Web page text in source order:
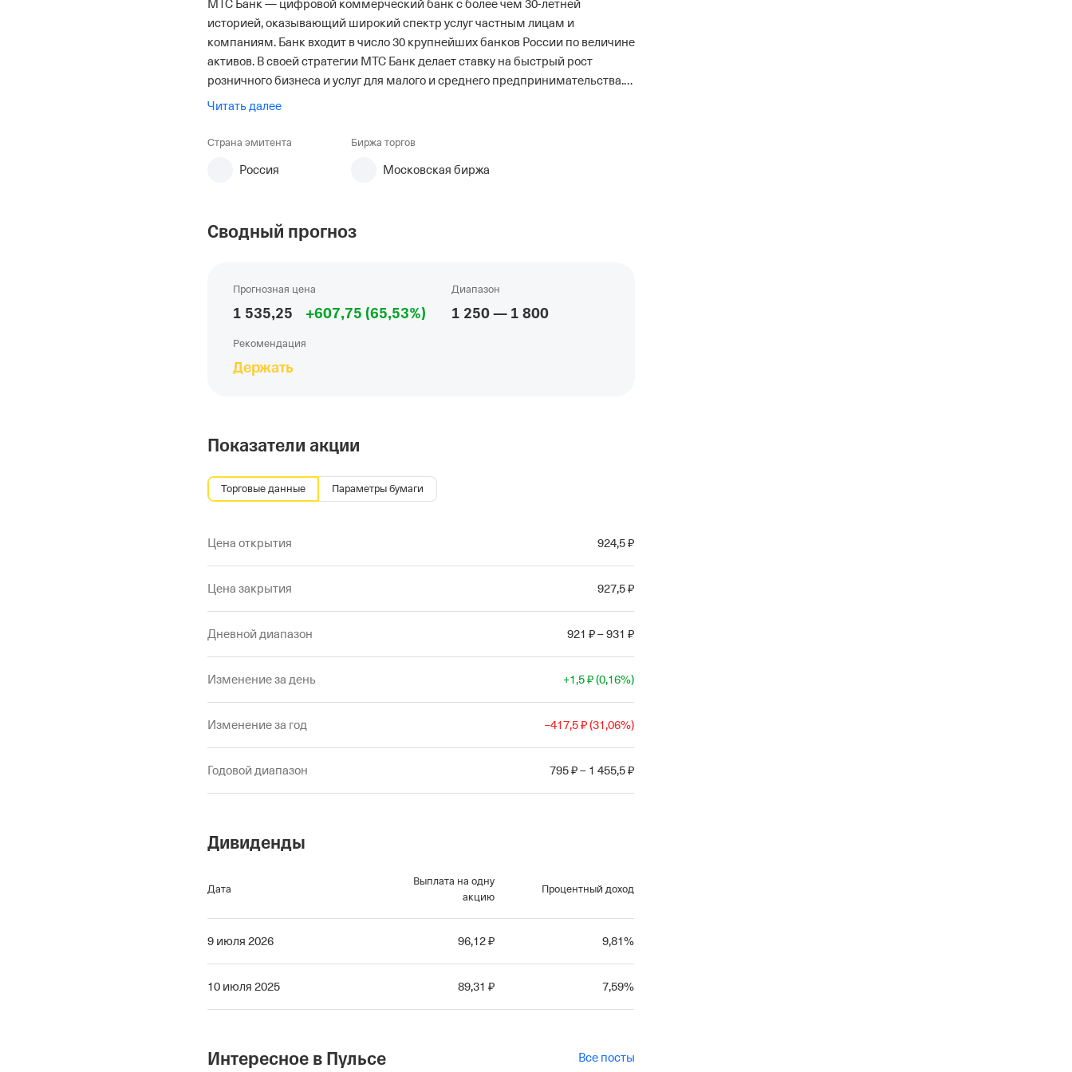
МТС Банк — цифровой коммерческий банк с более чем 30-летней
историей, оказывающий широкий спектр услуг частным лицам и
компаниям. Банк входит в число 30 крупнейших банков России по величине
активов. В своей стратегии МТС Банк делает ставку на быстрый рост
розничного бизнеса и услуг для малого и среднего предпринимательства. У
Читать далее
Страна эмитента
Россия
Биржа торгов
Московская биржа
Сводный прогноз
Прогнозная цена
1 535,25 +607,75 (65,53%)
Диапазон
1 250— 1 800
Рекомендация
Держать
Показатели акции
Торговые данные Параметры бумаги
Цена открытия 924,5₽
Цена закрытия 927,5₽
Дневной диапазон 921 ₽–931 ₽
Изменение за день +1,5₽(0,16%)
Изменение за год −417,5₽(31,06%)
Годовой диапазон 795₽– 1 455,5₽
Дивиденды
Дата
Выплата на одну
акцию
Процентный доход
9 июля 2026 96,12₽ 9,81%
10 июля 2025 89,31 ₽ 7,59%
Интересное в Пульсе Все посты